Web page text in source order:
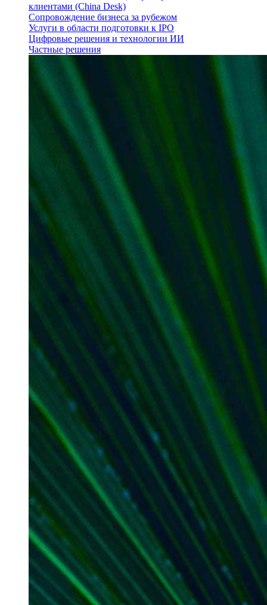
клиентами (China Desk)
Сопровождение бизнеса за рубежом
Услуги в области подготовки к IPO
Цифровые решения и технологии ИИ
Частные решения